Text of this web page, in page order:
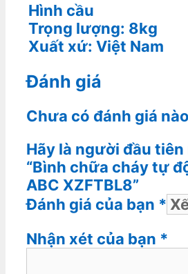
Hình cầu
Trọng lượng: 8kg
Xuất xứ: Việt Nam
Đánh giá
Chưa có đánh giá
Hãy là người đầu
“Bình chữa cháy tự
ABC XZFTBL8”
Đánh giá của bạn *
Nhận xét của bạn *